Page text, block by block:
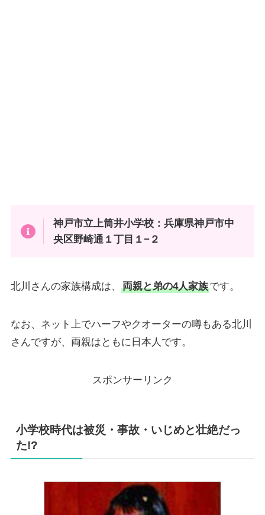
神戸市立上筒井小学校：兵庫県神戸市中
央区野崎通１丁目１−２
北川さんの家族構成は、 両親と弟の4人家族です。
なお、ネット上でハーフやクオーターの噂もある北川
さんですが、両親はともに日本人です。
スポンサーリンク
小学校時代は被災・事故・いじめと壮絶だっ
た!?